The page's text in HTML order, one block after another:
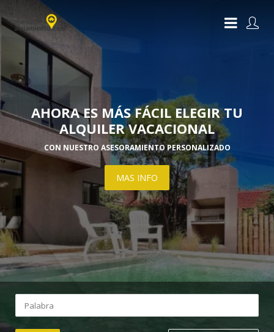
AHORA ES MÁS FÁCIL ELEGIR TU
ALQUILER VACACIONAL
CON NUESTRO ASESORAMIENTO PERSONALIZADO
MAS INFO